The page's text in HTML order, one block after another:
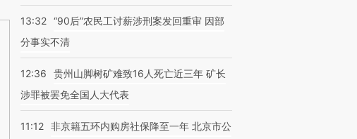
13:32 “90后”农民工讨薪涉刑案发回重审 因部
分事实不清
12:36
贵州山脚树矿难致16人死亡近三年 矿长
涉罪被罢免全国人大代表
11:12 非京籍五环内购房社保降至一年 北京市公